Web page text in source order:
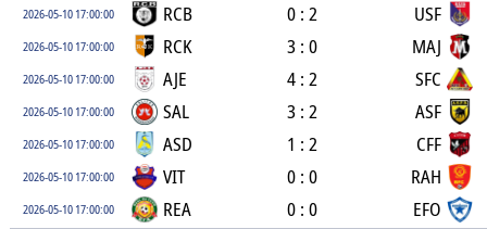
2026-05-10 17:00:00 RCB 0 : 2 USF
2026-05-10 17:00:00 RCK 3 : 0 MAJ
2026-05-10 17:00:00 AJE 4 : 2 SFC
2026-05-10 17:00:00 SAL 3 : 2 ASF
2026-05-10 17:00:00 ASD 1 : 2 CFF
2026-05-10 17:00:00 VIT 0 : 0 RAH
2026-05-10 17:00:00 REA 0 : 0 EFO